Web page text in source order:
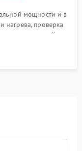
мощности и в
нагрева, проверка
заданной
утечек тока.